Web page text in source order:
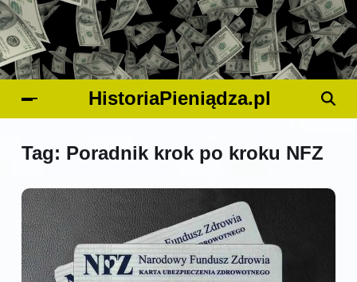
HistoriaPieniądza.pl
Tag: Poradnik krok po kroku NFZ